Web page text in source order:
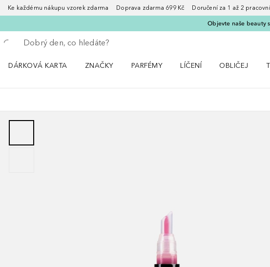
Ke každému nákupu vzorek zdarma Doprava zdarma 699 Kč Doručení za 1 až 2
Objevte naše beauty
Vraťte se
Proveďte vyhledávání
DÁRKOVÁ KARTA
ZNAČKY
PARFÉMY
LÍČENÍ
OBLIČEJ